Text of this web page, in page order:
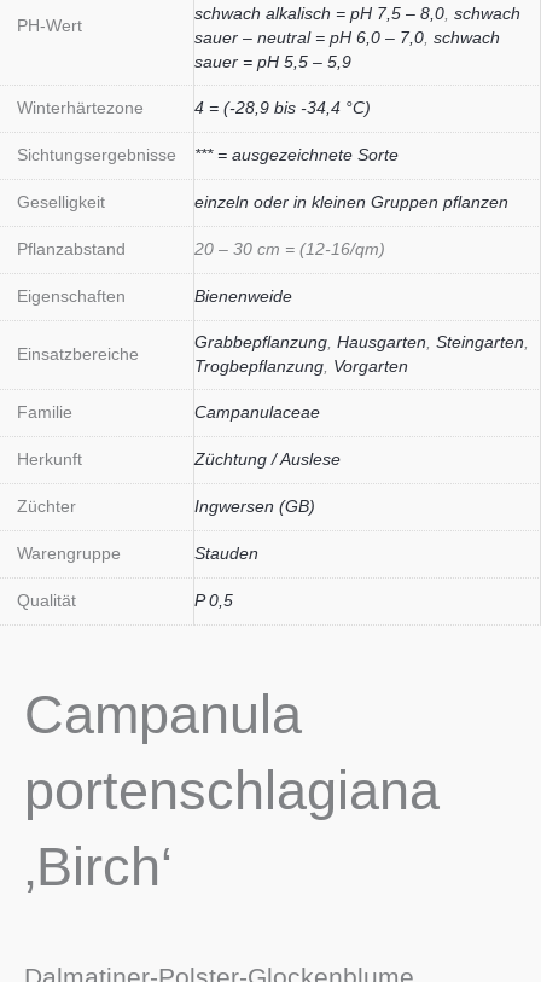
PH-Wert
schwach alkalisch = pH 7,5 – 8,0 schwach
sauer – neutral = pH 6,0 – 7,0 schwach
sauer = pH 5,5 – 5,9
Winterhärtezone 4 = (-28,9 bis -34,4 °C)
Sichtungsergebnisse *** = ausgezeichnete Sorte
Geselligkeit einzeln oder in kleinen Gruppen pflanzen
Pflanzabstand 20 – 30 cm = (12-16/qm)
Eigenschaften Bienenweide
Einsatzbereiche
Grabbepflanzung Hausgarten Steingarten
Trogbepflanzung Vorgarten
Familie Campanulaceae
Herkunft Züchtung / Auslese
Züchter Ingwersen (GB)
Warengruppe Stauden
Qualität P 0,5
Campanula
portenschlagiana
‚Birch‘